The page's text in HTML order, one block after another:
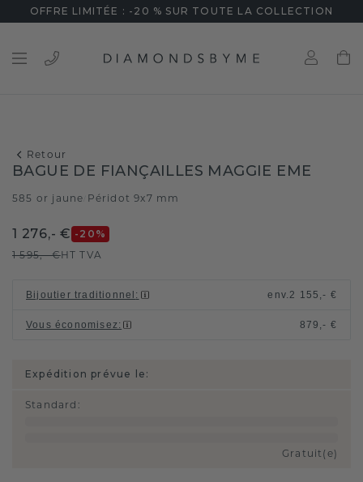
OFFRE LIMITÉE : -20 % SUR TOUTE LA COLLECTION
Retour
BAGUE DE FIANÇAILLES MAGGIE EME
585 or jaune Péridot 9x7 mm
1 276,- € -20 %
1 595,- €HT TVA
Bijoutier traditionnel : env.2 155,- €
Vous économisez: 879,- €
Expédition prévue le:
Standard :
Gratuit(e)